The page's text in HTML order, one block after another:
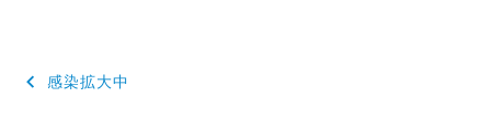
投
感染拡大中